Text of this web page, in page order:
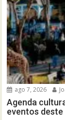
ago 7, 2026
Agenda
eventos deste